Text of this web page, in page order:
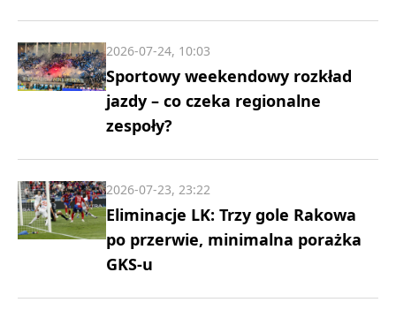
Sportowy weekendowy rozkład
jazdy – co czeka regionalne
zespoły?
2026-07-24, 10:03
Eliminacje LK: Trzy gole Rakowa
po przerwie, minimalna porażka
GKS-u
2026-07-23, 23:22